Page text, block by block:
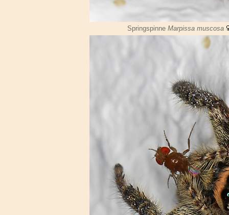
Springspinne Marpissa muscosa